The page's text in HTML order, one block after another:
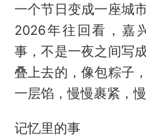
一个节日变成一座城
2026年往回看，嘉
事，不是一夜之间写
叠上去的，像包粽子
一层馅，慢慢裹紧，慢
记忆里的事